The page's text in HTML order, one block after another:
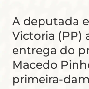
A deputada
Victoria (PP)
entrega do
Macedo
primeira-